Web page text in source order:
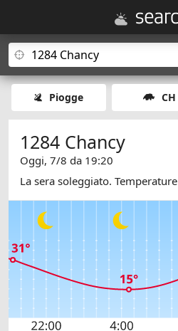
Piogge CH
1284 Chancy
Oggi, 7/8 da 19:20
La sera soleggiato.